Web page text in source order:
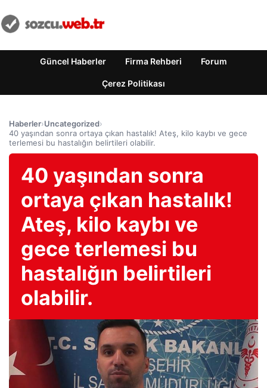
Güncel Haberler Firma Rehberi Forum
Çerez Politikası
Haberler›Uncategorized›
40 yaşından sonra ortaya çıkan hastalık! Ateş, kilo kaybı ve gece
terlemesi bu hastalığın belirtileri olabilir.
40 yaşından sonra
ortaya çıkan hastalık!
Ateş, kilo kaybı ve
gece terlemesi bu
hastalığın belirtileri
olabilir.